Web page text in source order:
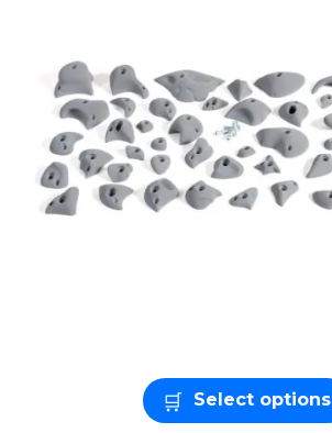
Select options